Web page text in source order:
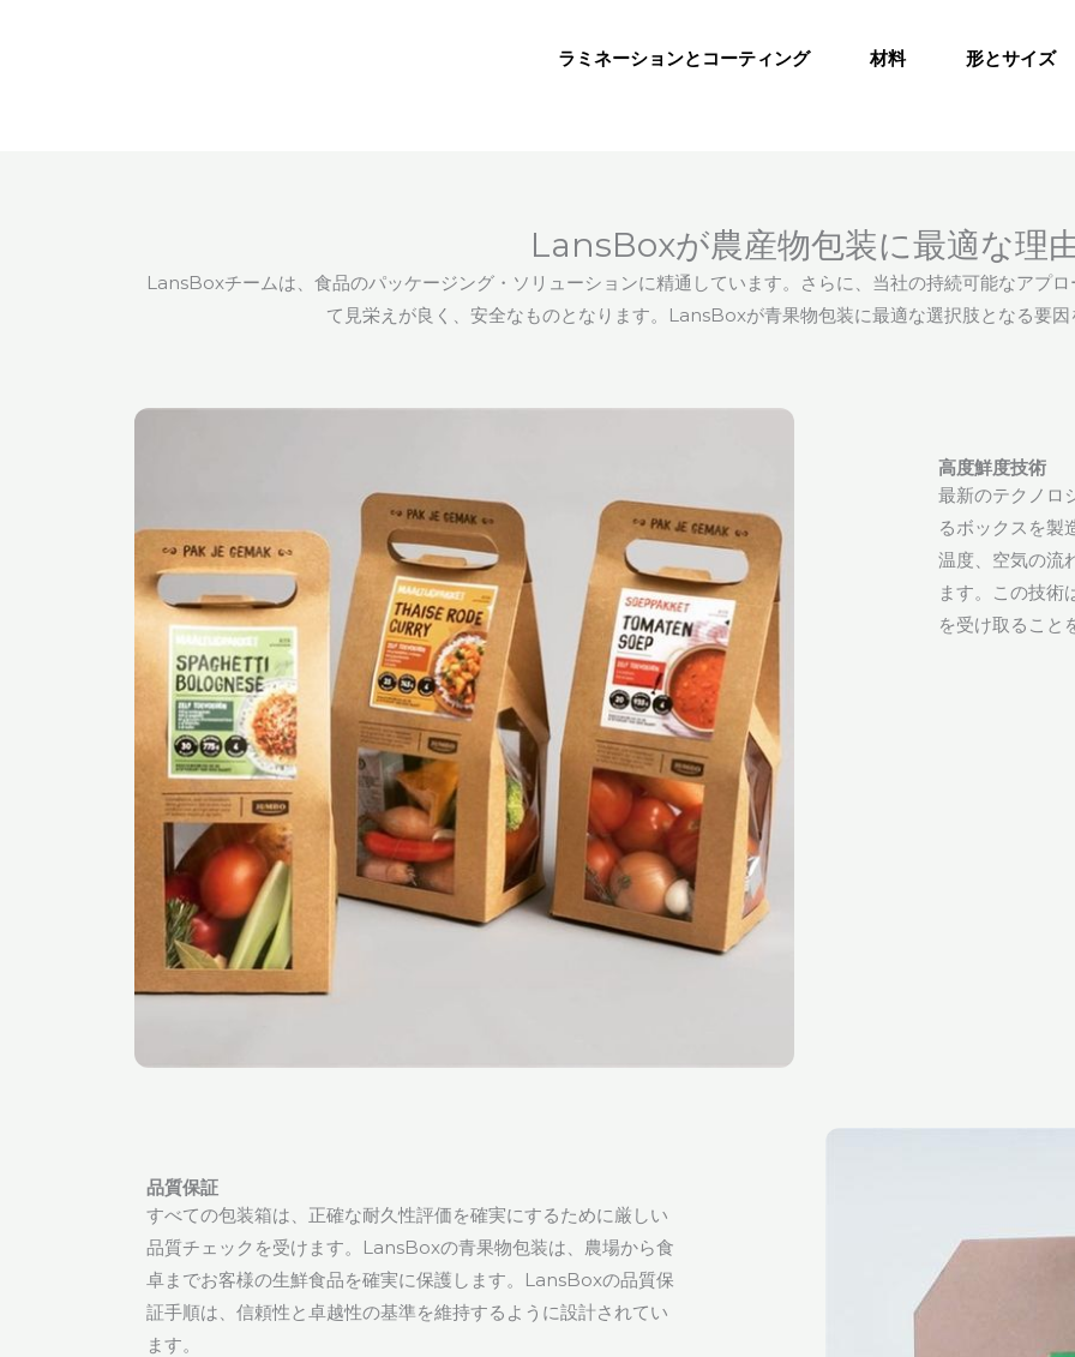
ラミネーションとコーティング 材料 形とサイズ
LansBoxが農産物包装に最適な理
LansBoxチームは、食品のパッケージング・ソリューションに精通しています。さらに、当社の持続可能なアプ
て見栄えが良く、安全なものとなります。LansBoxが青果物包装に最適な選択肢となる要因
高度鮮度技術
最新のテクノロ
るボックスを製
温度、空気の流
ます。この技術
を受け取ること
品質保証
すべての包装箱は、正確な耐久性評価を確実にするために厳しい
品質チェックを受けます。LansBoxの青果物包装は、農場から食
卓までお客様の生鮮食品を確実に保護します。LansBoxの品質保
証手順は、信頼性と卓越性の基準を維持するように設計されてい
ます。